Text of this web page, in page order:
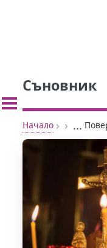
Съновник
Начало › › ...